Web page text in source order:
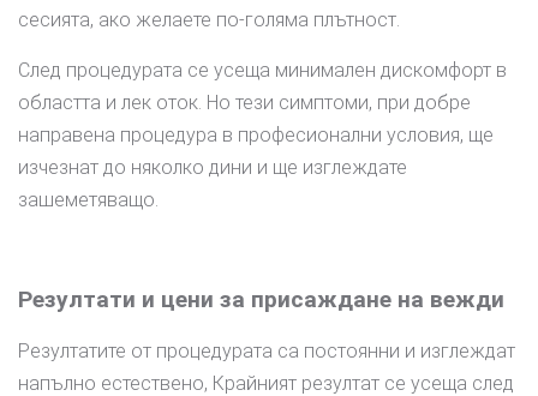
сесията, ако желаете по-голяма плътност.
След процедурата се усеща минимален дискомфорт в
областта и лек оток. Но тези симптоми, при добре
направена процедура в професионални условия, ще
изчезнат до няколко дини и ще изглеждате
зашеметяващо.
Резултати и цени за присаждане на вежди
Резултатите от процедурата са постоянни и изглеждат
напълно естествено, Крайният резултат се усеща след